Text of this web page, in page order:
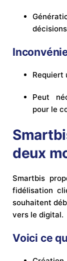
Requiert
Peut
pour le
deux
Smartbis
fidélisation
souhaitent
vers le digital.
Voici ce